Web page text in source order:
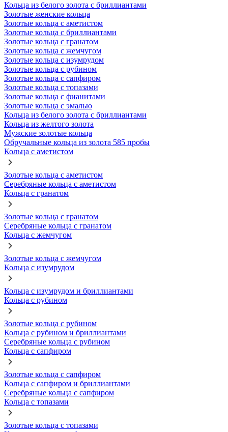
Кольца из белого золота с бриллиантами
Золотые женские кольца
Золотые кольца с аметистом
Золотые кольца с бриллиантами
Золотые кольца с гранатом
Золотые кольца с жемчугом
Золотые кольца с изумрудом
Золотые кольца с рубином
Золотые кольца с сапфиром
Золотые кольца с топазами
Золотые кольца с фианитами
Золотые кольца с эмалью
Кольца из белого золота с бриллиантами
Кольца из желтого золота
Мужские золотые кольца
Обручальные кольца из золота 585 пробы
Кольца с аметистом
Золотые кольца с аметистом
Серебряные кольца с аметистом
Кольца с гранатом
Золотые кольца с гранатом
Серебряные кольца с гранатом
Кольца с жемчугом
Золотые кольца с жемчугом
Кольца с изумрудом
Кольца с изумрудом и бриллиантами
Кольца с рубином
Золотые кольца с рубином
Кольца с рубином и бриллиантами
Серебряные кольца с рубином
Кольца с сапфиром
Золотые кольца с сапфиром
Кольца с сапфиром и бриллиантами
Серебряные кольца с сапфиром
Кольца с топазами
Золотые кольца с топазами